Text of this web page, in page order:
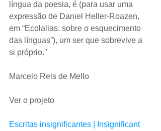
língua da poesia, é (para usar uma
expressão de Daniel Heller-Roazen,
em “Ecolalias: sobre o esquecimento
das línguas”), um ser que sobrevive a
si próprio."
Marcelo Reis de Mello
Ver o projeto
Escritas insignificantes | Insignificant